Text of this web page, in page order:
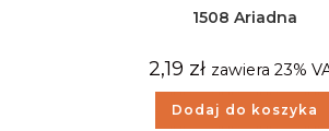
1508 Ariadna
2,19 zł zawiera 23%
Dodaj do koszyka